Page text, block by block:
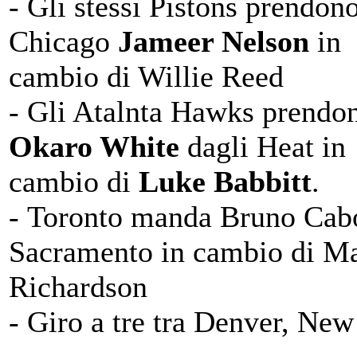
Chicago Jameer Nelson in
cambio di Willie Reed
- Gli Atalnta Hawks
Okaro White dagli Heat in
cambio di Luke Babbitt.
- Toronto manda Bruno
Sacramento in cambio di
Richardson
- Giro a tre tra Denver,